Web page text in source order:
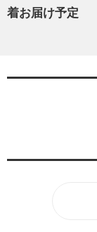
着お届け予定